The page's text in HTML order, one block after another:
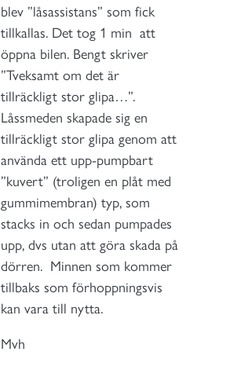
blev ”låsassistans” som fick
tillkallas. Det tog 1 min att
öppna bilen. Bengt skriver
”Tveksamt om det är
tillräckligt stor glipa…”.
Låssmeden skapade sig en
tillräckligt stor glipa genom att
använda ett upp-pumpbart
”kuvert” (troligen en plåt med
gummimembran) typ, som
stacks in och sedan pumpades
upp, dvs utan att göra skada på
dörren. Minnen som kommer
tillbaks som förhoppningsvis
kan vara till nytta.
Mvh